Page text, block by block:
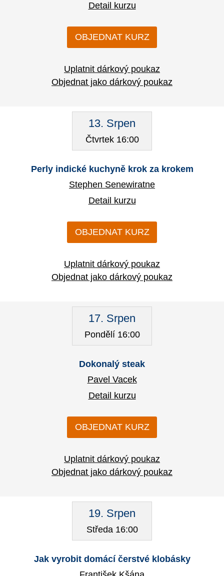
Detail kurzu
OBJEDNAT KURZ
Uplatnit dárkový poukaz
Objednat jako dárkový poukaz
13. Srpen
Čtvrtek 16:00
Perly indické kuchyně krok za krokem
Stephen Senewiratne
Detail kurzu
OBJEDNAT KURZ
Uplatnit dárkový poukaz
Objednat jako dárkový poukaz
17. Srpen
Pondělí 16:00
Dokonalý steak
Pavel Vacek
Detail kurzu
OBJEDNAT KURZ
Uplatnit dárkový poukaz
Objednat jako dárkový poukaz
19. Srpen
Středa 16:00
Jak vyrobit domácí čerstvé klobásky